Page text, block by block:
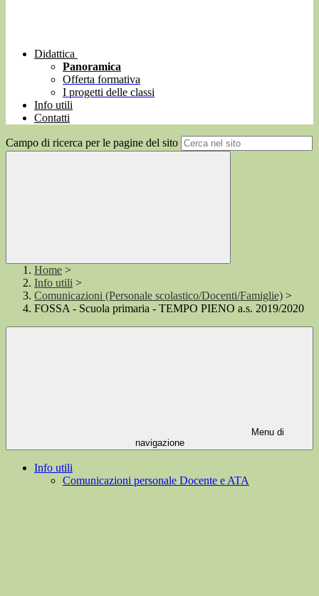
Didattica
Panoramica
Offerta formativa
I progetti delle classi
Info utili
Contatti
Campo di ricerca per le pagine del sito
Home >
Info utili >
Comunicazioni (Personale scolastico/Docenti/Famiglie) >
FOSSA - Scuola primaria - TEMPO PIENO a.s. 2019/2020
Menu di
navigazione
Info utili
Comunicazioni personale Docente e ATA